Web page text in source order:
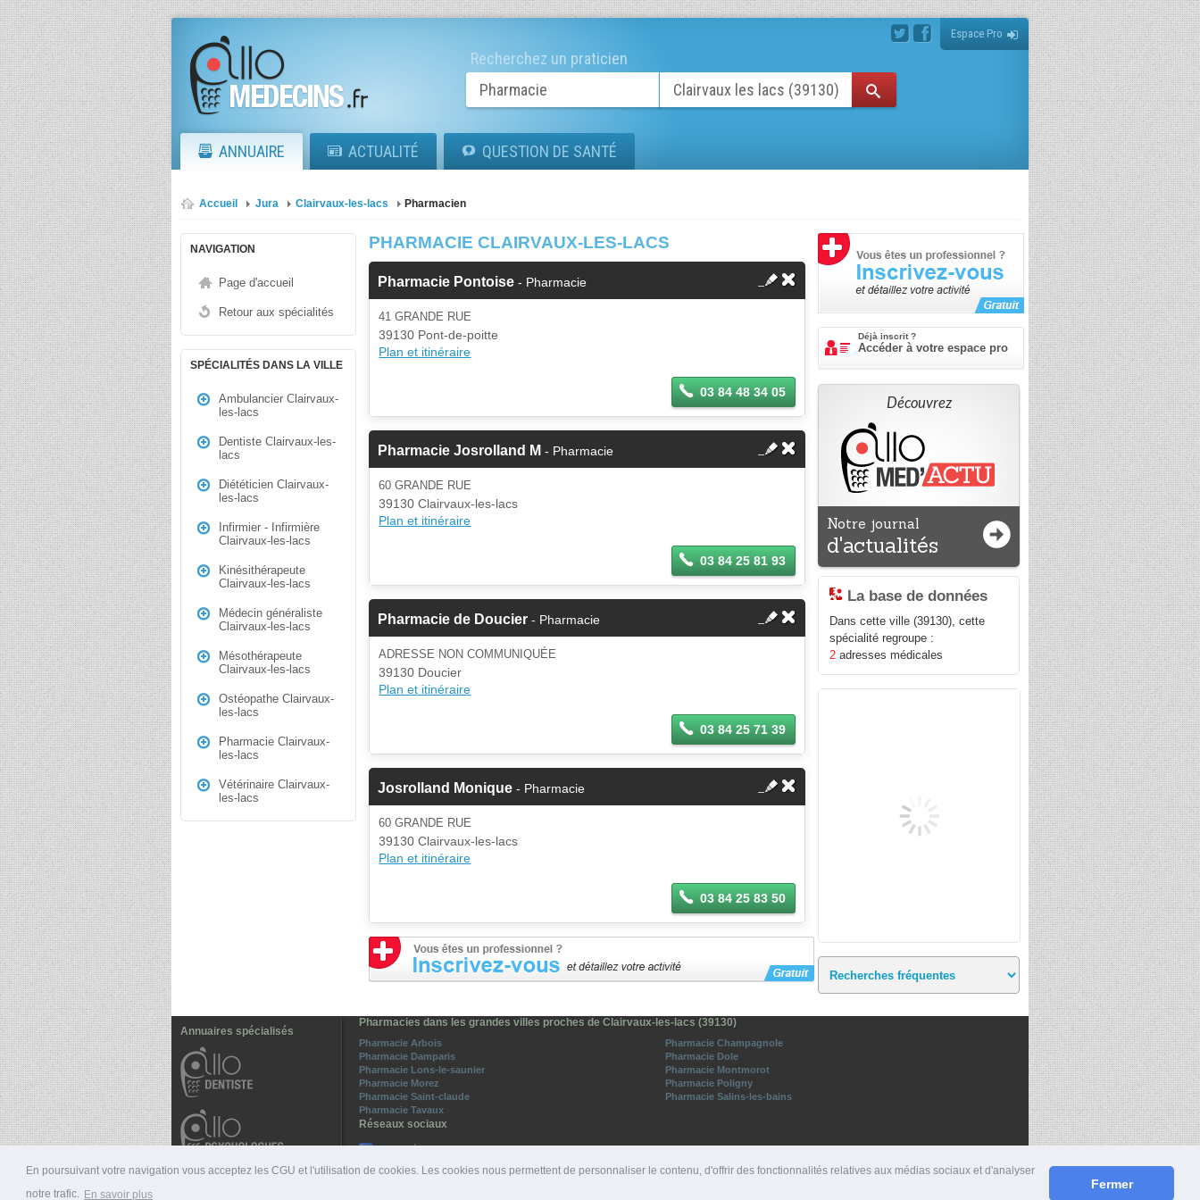
En poursuivant votre navigation vous acceptez les CGU et l'utilisation de cookies. Les cookies nous permettent de personnaliser le contenu, d'offrir des fonctionnalités relatives aux médias sociaux et d'analyser
notre trafic. En savoir plus
Fermer
Espace Pro
Recherchez un praticien
ANNUAIRE ACTUALITÉ QUESTION DE SANTÉ
Accueil Jura Clairvaux-les-lacs Pharmacien
NAVIGATION
Page d'accueil
Retour aux spécialités
SPÉCIALITÉS DANS LA VILLE
Ambulancier Clairvaux-
les-lacs
Dentiste Clairvaux-les-
lacs
Diététicien Clairvaux-
les-lacs
Infirmier - Infirmière
Clairvaux-les-lacs
Kinésithérapeute
Clairvaux-les-lacs
Médecin généraliste
Clairvaux-les-lacs
Mésothérapeute
Clairvaux-les-lacs
Ostéopathe Clairvaux-
les-lacs
Pharmacie Clairvaux-
les-lacs
Vétérinaire Clairvaux-
les-lacs
PHARMACIE CLAIRVAUX-LES-LACS
Pharmacie Pontoise - Pharmacie
41 GRANDE RUE
39130 Pont-de-poitte
Plan et itinéraire
03 84 48 34 05
Pharmacie Josrolland M - Pharmacie
60 GRANDE RUE
39130 Clairvaux-les-lacs
Plan et itinéraire
03 84 25 81 93
Pharmacie de Doucier - Pharmacie
ADRESSE NON COMMUNIQUÉE
39130 Doucier
Plan et itinéraire
03 84 25 71 39
Josrolland Monique - Pharmacie
60 GRANDE RUE
39130 Clairvaux-les-lacs
Plan et itinéraire
03 84 25 83 50
Déjà inscrit ?
Accéder à votre espace pro
Découvrez
Notre journal
d'actualités
La base de données
Dans cette ville (39130), cette
spécialité regroupe :
2 adresses médicales
Annuaires spécialisés
Pharmacies dans les grandes villes proches de Clairvaux-les-lacs (39130)
Pharmacie Arbois
Pharmacie Champagnole
Pharmacie Damparis
Pharmacie Dole
Pharmacie Lons-le-saunier
Pharmacie Montmorot
Pharmacie Morez
Pharmacie Poligny
Pharmacie Saint-claude
Pharmacie Salins-les-bains
Pharmacie Tavaux
Réseaux sociaux
Suivez-nous sur Twitter